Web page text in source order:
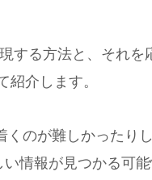
する方法と、それを
介します。
くのが難しかったり
情報が見つかる可能